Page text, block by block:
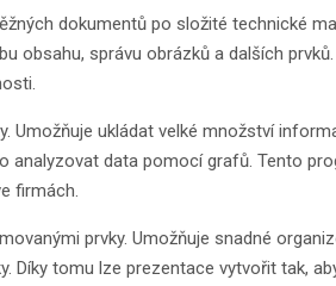
dokumentů po složité technické
obsahu, správu obrázků a dalších
Umožňuje ukládat velké množství
analyzovat data pomocí grafů. Tento
firmách.
prvky. Umožňuje snadné
Díky tomu lze prezentace vytvořit tak,